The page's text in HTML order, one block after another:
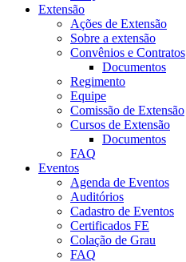
Extensão
Ações de Extensão
Sobre a extensão
Convênios e Contratos
Documentos
Regimento
Equipe
Comissão de Extensão
Cursos de Extensão
Documentos
FAQ
Eventos
Agenda de Eventos
Auditórios
Cadastro de Eventos
Certificados FE
Colação de Grau
FAQ